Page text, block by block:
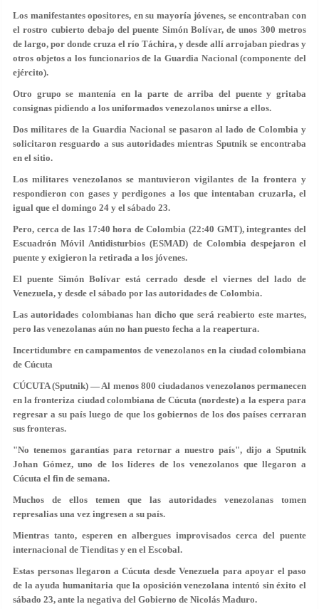
Los manifestantes opositores, en su mayoría jóvenes, se encontraban con
el rostro cubierto debajo del puente Simón Bolívar, de unos 300 metros
de largo, por donde cruza el río Táchira, y desde allí arrojaban piedras y
otros objetos a los funcionarios de la Guardia Nacional (componente del
ejército).
Otro grupo se mantenía en la parte de arriba del puente y gritaba
consignas pidiendo a los uniformados venezolanos unirse a ellos.
Dos militares de la Guardia Nacional se pasaron al lado de Colombia y
solicitaron resguardo a sus autoridades mientras Sputnik se encontraba
en el sitio.
Los militares venezolanos se mantuvieron vigilantes de la frontera y
respondieron con gases y perdigones a los que intentaban cruzarla, el
igual que el domingo 24 y el sábado 23.
Pero, cerca de las 17:40 hora de Colombia (22:40 GMT), integrantes del
Escuadrón Móvil Antidisturbios (ESMAD) de Colombia despejaron el
puente y exigieron la retirada a los jóvenes.
El puente Simón Bolívar está cerrado desde el viernes del lado de
Venezuela, y desde el sábado por las autoridades de Colombia.
Las autoridades colombianas han dicho que será reabierto este martes,
pero las venezolanas aún no han puesto fecha a la reapertura.
Incertidumbre en campamentos de venezolanos en la ciudad colombiana
de Cúcuta
CÚCUTA (Sputnik) — Al menos 800 ciudadanos venezolanos permanecen
en la fronteriza ciudad colombiana de Cúcuta (nordeste) a la espera para
regresar a su país luego de que los gobiernos de los dos países cerraran
sus fronteras.
"No tenemos garantías para retornar a nuestro país", dijo a Sputnik
Johan Gómez, uno de los líderes de los venezolanos que llegaron a
Cúcuta el fin de semana.
Muchos de ellos temen que las autoridades venezolanas tomen
represalias una vez ingresen a su país.
Mientras tanto, esperen en albergues improvisados cerca del puente
internacional de Tienditas y en el Escobal.
Estas personas llegaron a Cúcuta desde Venezuela para apoyar el paso
de la ayuda humanitaria que la oposición venezolana intentó sin éxito el
sábado 23, ante la negativa del Gobierno de Nicolás Maduro.